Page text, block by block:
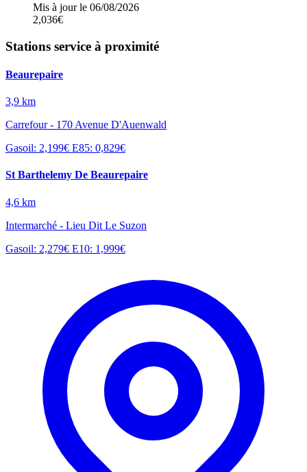
Mis à jour le 06/08/2026
2,036€
Stations service à proximité
Beaurepaire
3,9 km
Carrefour - 170 Avenue D'Auenwald
Gasoil: 2,199€ E85: 0,829€
St Barthelemy De Beaurepaire
4,6 km
Intermarché - Lieu Dit Le Suzon
Gasoil: 2,279€ E10: 1,999€